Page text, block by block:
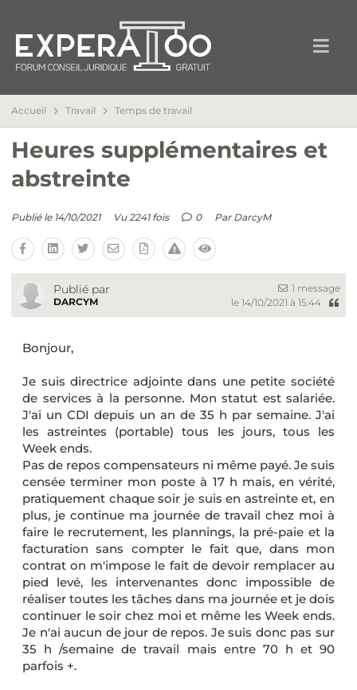
Accueil Travail Temps de travail
Heures supplémentaires et
abstreinte
Publié le 14/10/2021 Vu 2241 fois 0 Par DarcyM
Publié par
DARCYM
1 message
le 14/10/2021 à 15:44
Bonjour,
Je suis directrice adjointe dans une petite société
de services à la personne. Mon statut est salariée.
J'ai un CDI depuis un an de 35 h par semaine. J'ai
les astreintes (portable) tous les jours, tous les
Week ends.
Pas de repos compensateurs ni même payé. Je suis
censée terminer mon poste à 17 h mais, en vérité,
pratiquement chaque soir je suis en astreinte et, en
plus, je continue ma journée de travail chez moi à
faire le recrutement, les plannings, la pré-paie et la
facturation sans compter le fait que, dans mon
contrat on m'impose le fait de devoir remplacer au
pied levé, les intervenantes donc impossible de
réaliser toutes les tâches dans ma journée et je dois
continuer le soir chez moi et même les Week ends.
Je n'ai aucun de jour de repos. Je suis donc pas sur
35 h /semaine de travail mais entre 70 h et 90
parfois +.